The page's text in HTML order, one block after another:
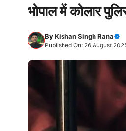
भोपाल में कोलार
ByKishan Singh Rana
Published On: 26 August